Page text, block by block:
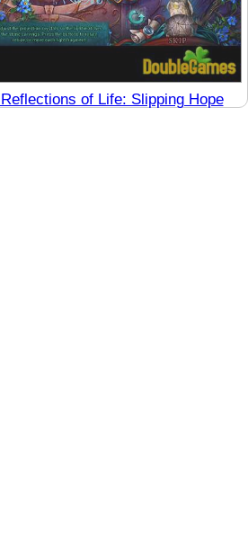
of Life: Slipping Hope